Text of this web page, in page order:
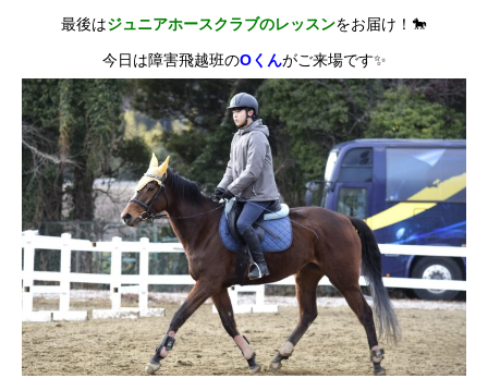
最後はジュニアホースクラブのレッスンをお届け！🐎
今日は障害飛越班のOくんがご来場です✨